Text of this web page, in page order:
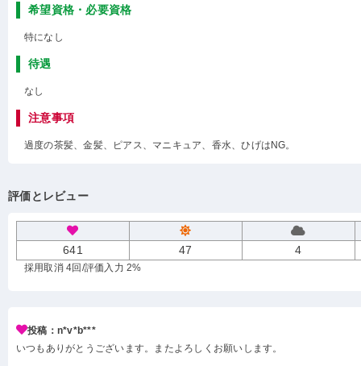
希望資格・必要資格
特になし
待遇
なし
注意事項
過度の茶髪、金髪、ピアス、マニキュア、香水、ひげはNG。
評価とレビュー
641 47 4
採用取消 4回 /評価入力 2%
投稿：n*v*b***
いつもありがとうございます。またよろしくお願いします。